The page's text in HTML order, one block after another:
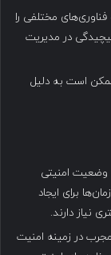
مختلفی را
در مدیریت
ممکن است به دلیل
وضعیت امنیتی
برای ایجاد
نیاز دارند.
در زمینه امنیت